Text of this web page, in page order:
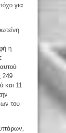
για
η
249
και 11
του